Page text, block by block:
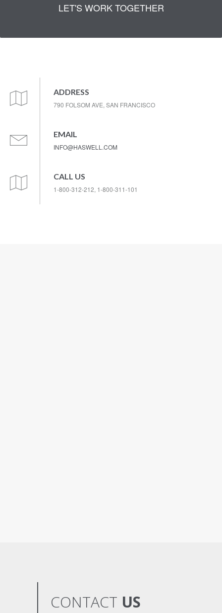
LET'S WORK TOGETHER
ADDRESS
790 FOLSOM AVE, SAN FRANCISCO
EMAIL
INFO@HASWELL.COM
CALL US
1-800-312-212, 1-800-311-101
CONTACT US